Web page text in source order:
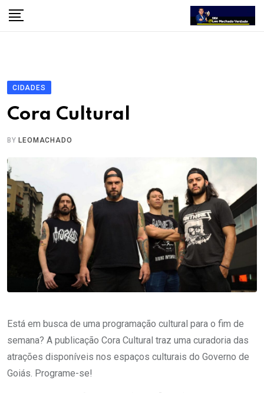
Skip
CIDADES
Cora Cultural
BYLEOMACHADO
Está em busca de uma programação cultural para o fim de
semana? A publicação Cora Cultural traz uma curadoria das
atrações disponíveis nos espaços culturais do Governo de
Goiás. Programe-se!